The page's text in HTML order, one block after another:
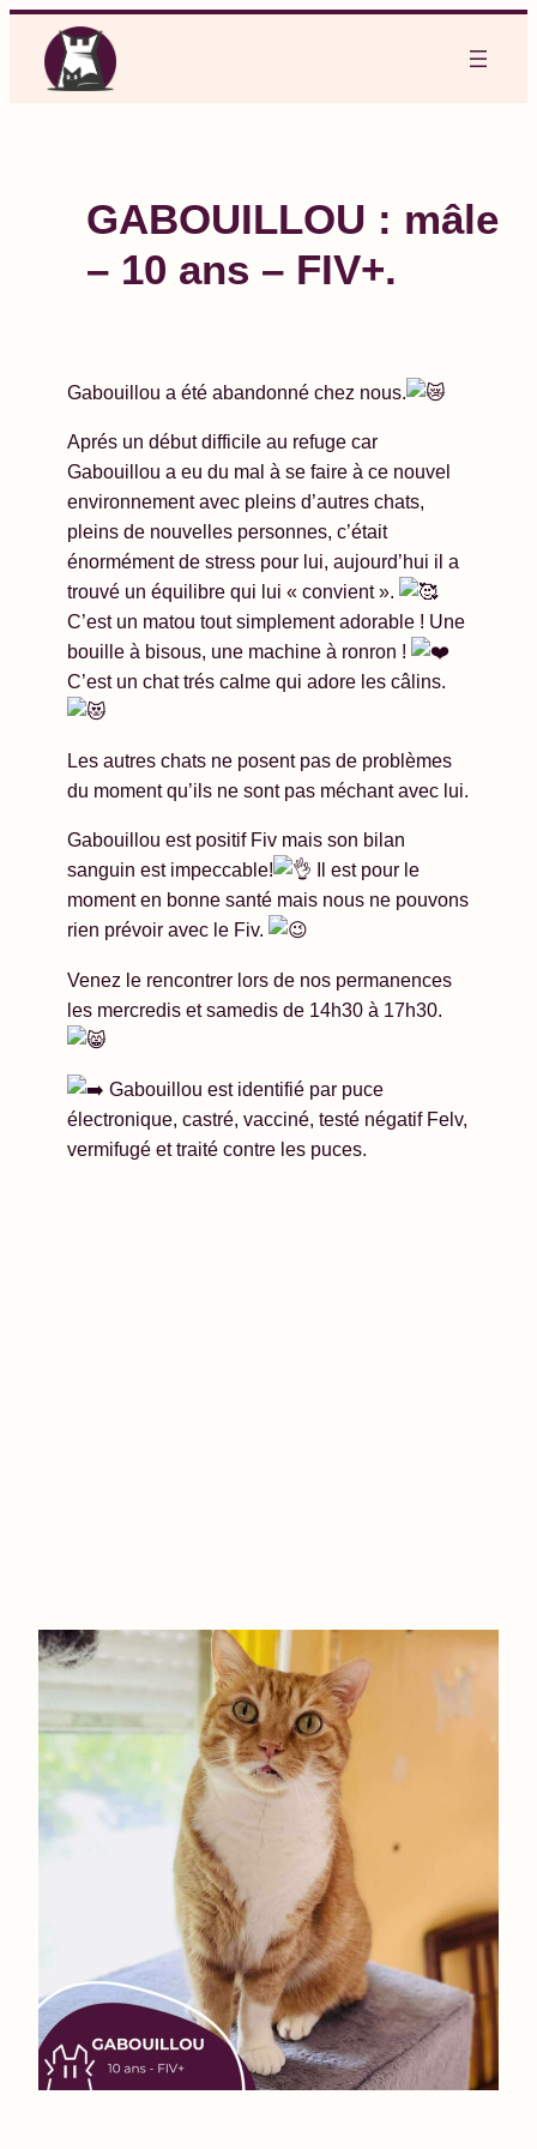
contenu
GABOUILLOU : mâle
– 10 ans – FIV+.
Gabouillou a été abandonné chez nous.
Aprés un début difficile au refuge car
Gabouillou a eu du mal à se faire à ce nouvel
environnement avec pleins d’autres chats,
pleins de nouvelles personnes, c’était
énormément de stress pour lui, aujourd’hui il a
trouvé un équilibre qui lui « convient ».
C’est un matou tout simplement adorable ! Une
bouille à bisous, une machine à ronron !
C’est un chat trés calme qui adore les câlins.
Les autres chats ne posent pas de problèmes
du moment qu’ils ne sont pas méchant avec lui.
Gabouillou est positif Fiv mais son bilan
sanguin est impeccable!
Il est pour le
moment en bonne santé mais nous ne pouvons
rien prévoir avec le Fiv.
Venez le rencontrer lors de nos permanences
les mercredis et samedis de 14h30 à 17h30.
Gabouillou est identifié par puce
électronique, castré, vacciné, testé négatif Felv,
vermifugé et traité contre les puces.